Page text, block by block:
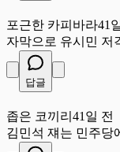
포근한 카피바라41
자막으로 유시민 저
답글
좁은 코끼리 41일 전
김민석 쟤는 민주당